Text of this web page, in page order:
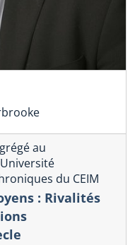
au
du CEIM
: Rivalités